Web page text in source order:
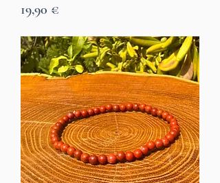
Preis
19,90 €